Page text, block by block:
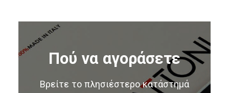
Πού να αγοράσετε
Βρείτε το πλησιέστερο κατάστημά